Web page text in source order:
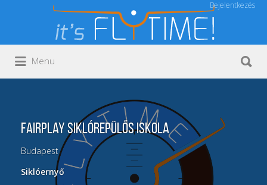
Bejelentkezés
Keresés:
Menu
fAirPlay Siklórepülős Iskola
Budapest
Siklóernyő